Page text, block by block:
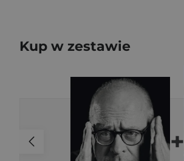
Kup w zestawie
+